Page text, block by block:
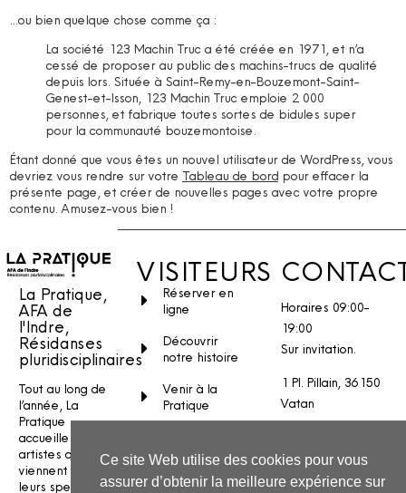
…ou bien quelque chose comme ça :
La société 123 Machin Truc a été créée en 1971, et n’a
cessé de proposer au public des machins-trucs de qualité
depuis lors. Située à Saint-Remy-en-Bouzemont-Saint-
Genest-et-Isson, 123 Machin Truc emploie 2 000
personnes, et fabrique toutes sortes de bidules super
pour la communauté bouzemontoise.
Étant donné que vous êtes un nouvel utilisateur de WordPress, vous
devriez vous rendre sur votre Tableau de bord pour effacer la
présente page, et créer de nouvelles pages avec votre propre
contenu. Amusez-vous bien !
La Pratique,
AFA de
l'Indre,
Résidanses
pluridisciplinaires
Tout au long de
l’année, La
Pratique
accueille des
artistes qui
viennent créer
leurs spectacles.
VISITEURS
Réserver en
ligne
Découvrir
notre histoire
Venir à la
Pratique
ateliers
Horaires 09:00-
19:00
Sur invitation.
1 Pl. Pillain, 36150
Vatan
INSTAGRAM
FACEBOOK
Ce site Web utilise des cookies pour vous
assurer d’obtenir la meilleure expérience sur